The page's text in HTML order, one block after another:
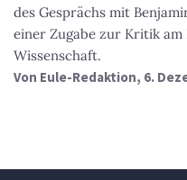
des Gesprächs mit
einer Zugabe zur Kritik
Wissenschaft.
Von Eule-Redaktion, 6.